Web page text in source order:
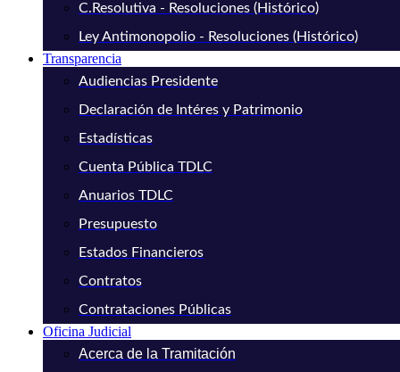
C.Resolutiva - Resoluciones (Histórico)
Ley Antimonopolio - Resoluciones (Histórico)
Transparencia
Audiencias Presidente
Declaración de Intéres y Patrimonio
Estadísticas
Cuenta Pública TDLC
Anuarios TDLC
Presupuesto
Estados Financieros
Contratos
Contrataciones Públicas
Oficina Judicial
Acerca de la Tramitación